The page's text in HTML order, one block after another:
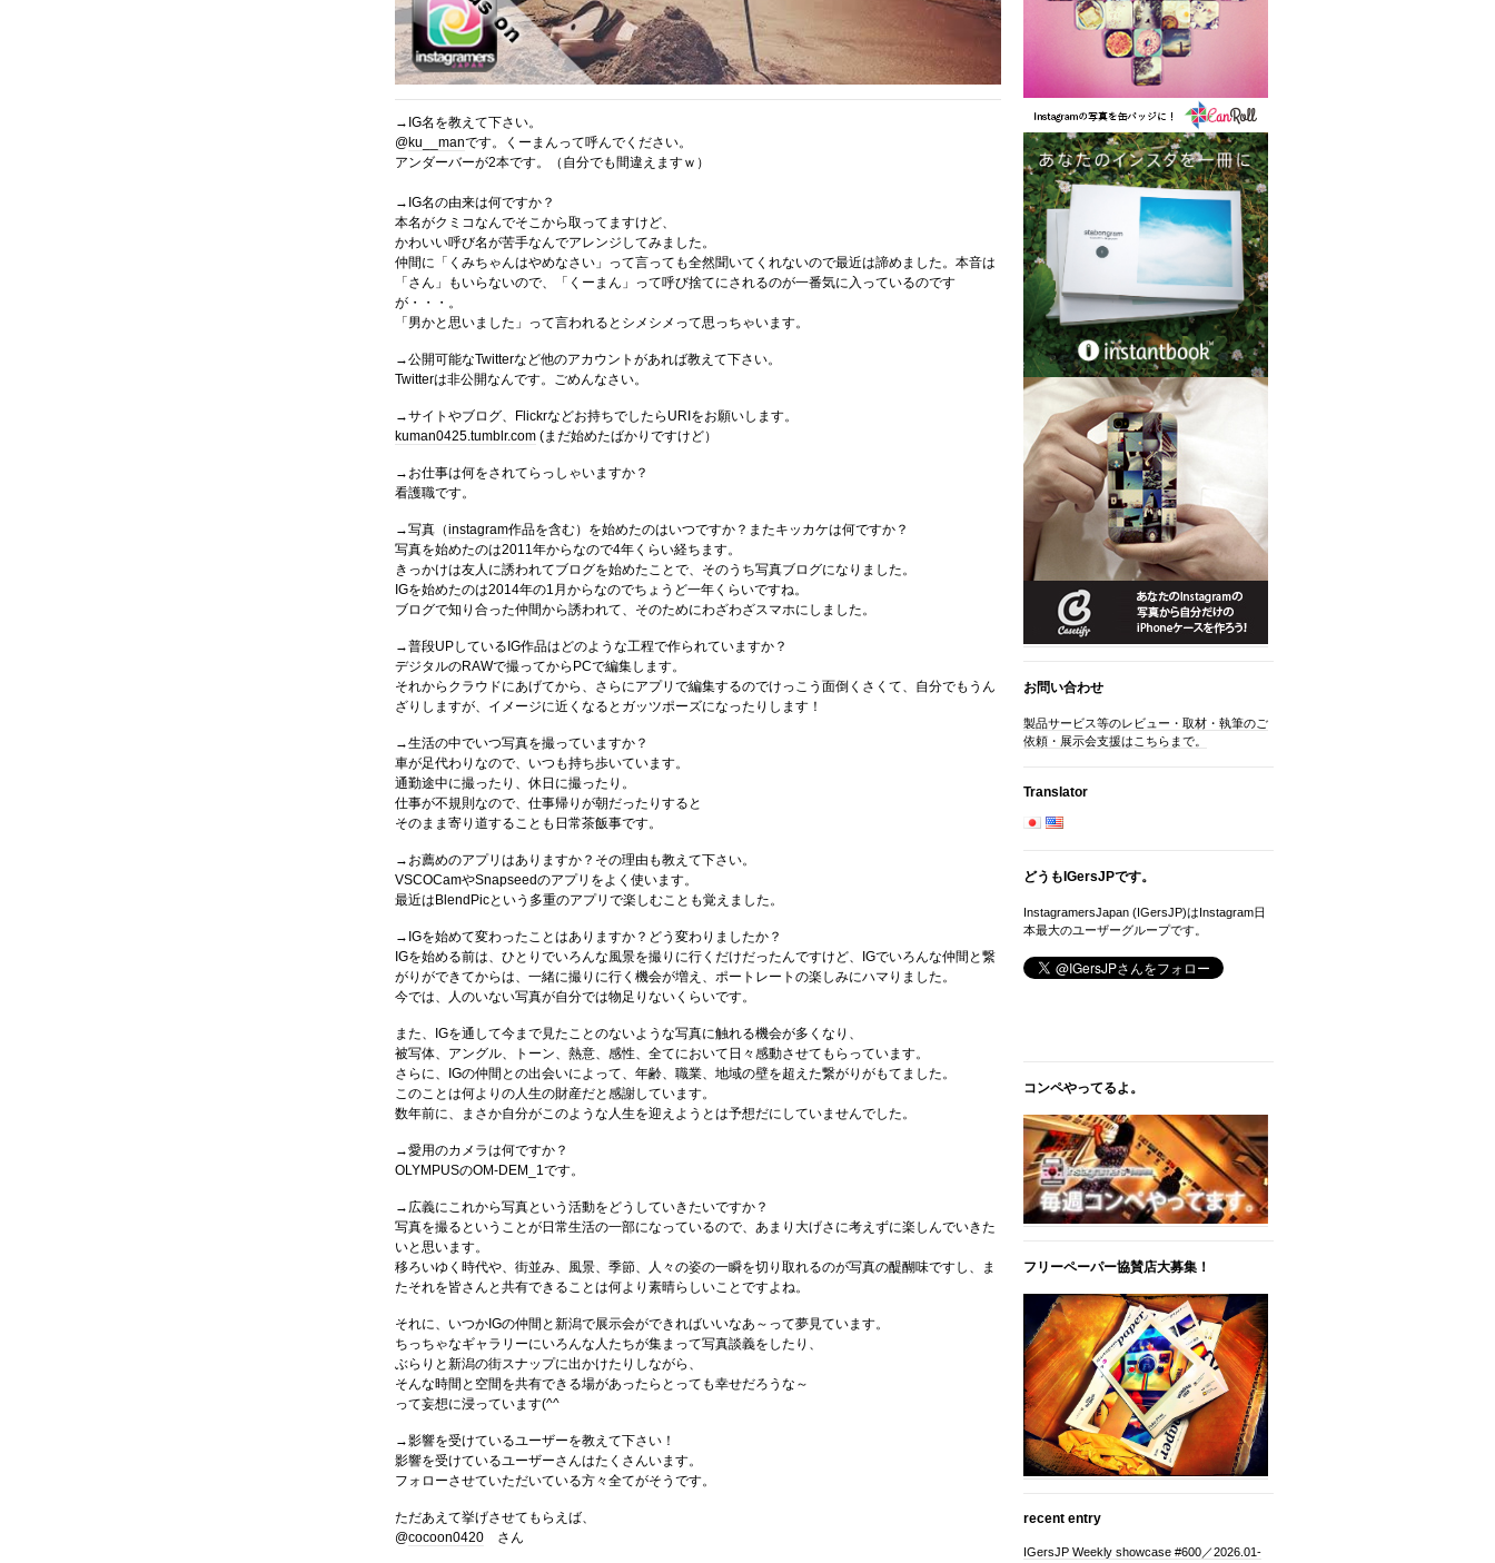
→IG名を教えて下さい。
@ku__manです。くーまんって呼んでください。
アンダーバーが2本です。（自分でも間違えますｗ）
→IG名の由来は何ですか？
本名がクミコなんでそこから取ってますけど、
かわいい呼び名が苦手なんでアレンジしてみました。
仲間に「くみちゃんはやめなさい」って言っても全然聞いてくれないので最近は諦めました。本音は
「さん」もいらないので、「くーまん」って呼び捨てにされるのが一番気に入っているのです
が・・・。
「男かと思いました」って言われるとシメシメって思っちゃいます。
→公開可能なTwitterなど他のアカウントがあれば教えて下さい。
Twitterは非公開なんです。ごめんなさい。
→サイトやブログ、Flickrなどお持ちでしたらURIをお願いします。
kuman0425.tumblr.com(まだ始めたばかりですけど）
→お仕事は何をされてらっしゃいますか？
看護職です。
→写真（instagram作品を含む）を始めたのはいつですか？またキッカケは何ですか？
写真を始めたのは2011年からなので4年くらい経ちます。
きっかけは友人に誘われてブログを始めたことで、そのうち写真ブログになりました。
IGを始めたのは2014年の1月からなのでちょうど一年くらいですね。
ブログで知り合った仲間から誘われて、そのためにわざわざスマホにしました。
→普段UPしているIG作品はどのような工程で作られていますか？
デジタルのRAWで撮ってからPCで編集します。
それからクラウドにあげてから、さらにアプリで編集するのでけっこう面倒くさくて、自分でもうん
ざりしますが、イメージに近くなるとガッツポーズになったりします！
→生活の中でいつ写真を撮っていますか？
車が足代わりなので、いつも持ち歩いています。
通勤途中に撮ったり、休日に撮ったり。
仕事が不規則なので、仕事帰りが朝だったりすると
そのまま寄り道することも日常茶飯事です。
→お薦めのアプリはありますか？その理由も教えて下さい。
VSCOCamやSnapseedのアプリをよく使います。
最近はBlendPicという多重のアプリで楽しむことも覚えました。
→IGを始めて変わったことはありますか？どう変わりましたか？
IGを始める前は、ひとりでいろんな風景を撮りに行くだけだったんですけど、IGでいろんな仲間と繋
がりができてからは、一緒に撮りに行く機会が増え、ポートレートの楽しみにハマりました。
今では、人のいない写真が自分では物足りないくらいです。
また、IGを通して今まで見たことのないような写真に触れる機会が多くなり、
被写体、アングル、トーン、熱意、感性、全てにおいて日々感動させてもらっています。
さらに、IGの仲間との出会いによって、年齢、職業、地域の壁を超えた繋がりがもてました。
このことは何よりの人生の財産だと感謝しています。
数年前に、まさか自分がこのような人生を迎えようとは予想だにしていませんでした。
→愛用のカメラは何ですか？
OLYMPUSのOM-DEM_1です。
→広義にこれから写真という活動をどうしていきたいですか？
写真を撮るということが日常生活の一部になっているので、あまり大げさに考えずに楽しんでいきた
いと思います。
移ろいゆく時代や、街並み、風景、季節、人々の姿の一瞬を切り取れるのが写真の醍醐味ですし、ま
たそれを皆さんと共有できることは何より素晴らしいことですよね。
それに、いつかIGの仲間と新潟で展示会ができればいいなあ～って夢見ています。
ちっちゃなギャラリーにいろんな人たちが集まって写真談義をしたり、
ぶらりと新潟の街スナップに出かけたりしながら、
そんな時間と空間を共有できる場があったらとっても幸せだろうな～
って妄想に浸っています(^^ゞ
→影響を受けているユーザーを教えて下さい！
影響を受けているユーザーさんはたくさんいます。
フォローさせていただいている方々全てがそうです。
ただあえて挙げさせてもらえば、
@cocoon0420さん
お問い合わせ
製品サービス等のレビュー・取材・執筆のご
依頼・展示会支援はこちらまで。
Translator
どうもIGersJPです。
InstagramersJapan (IGersJP)はInstagram日
本最大のユーザーグループです。
コンペやってるよ。
フリーペーパー協賛店大募集！
recent entry
IGersJP Weekly showcase #600／2026.01-